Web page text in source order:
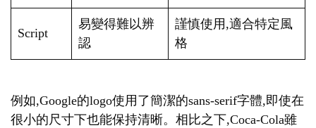
Script
易變得難以辨
認
謹慎使用,適合特定風
格
例如,Google的logo使用了簡潔的sans-serif字體,即使在
很小的尺寸下也能保持清晰。相比之下,Coca-Cola雖